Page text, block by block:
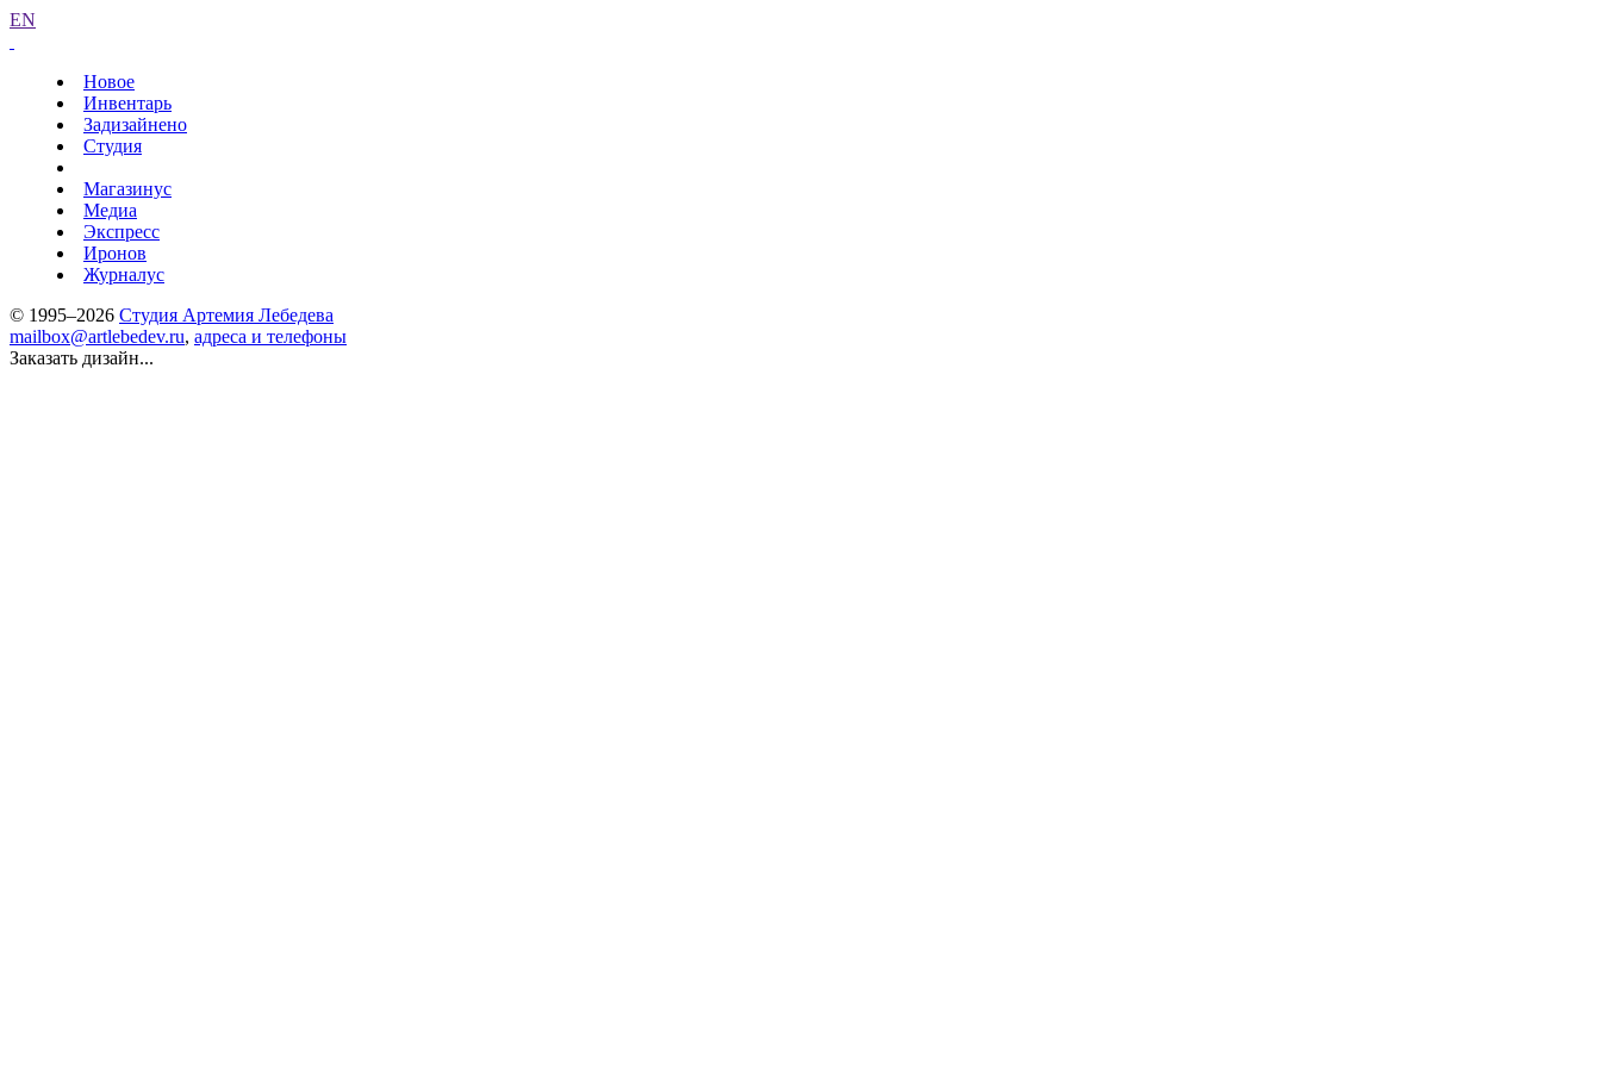
EN
Новое
Инвентарь
Задизайнено
Студия
Магазинус
Медиа
Экспресс
Иронов
Журналус
© 1995–2026 Студия Артемия Лебедева
mailbox@artlebedev.ru, адреса и телефоны
Заказать дизайн...